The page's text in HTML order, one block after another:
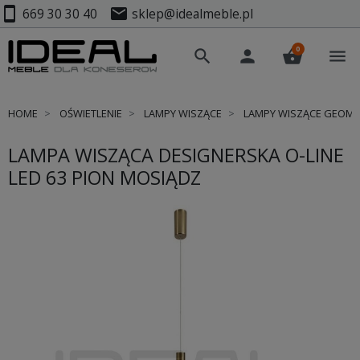
smartphone 669 30 30 40 mail sklep@idealmeble.pl
search person shopping_basket
0 menu
HOME OŚWIETLENIE LAMPY WISZĄCE LAMPY WISZĄCE
LAMPA WISZĄCA DESIGNERSKA O-LINE
LED 63 PION MOSIĄDZ